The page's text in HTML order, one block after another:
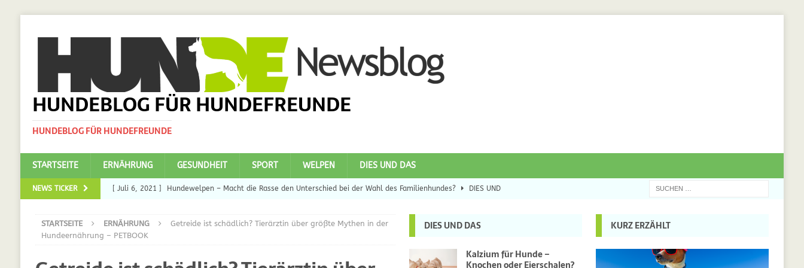
HUNDEBLOG FÜR HUNDEFREUNDE
HUNDEBLOG FÜR HUNDEFREUNDE
STARTSEITE ERNÄHRUNG GESUNDHEIT SPORT WELPEN DIES UND DAS
NEWS TICKER [ Juli 6, 2021 ] Hundewelpen – Macht die Rasse den Unterschied bei der Wahl des Familienhundes? DIES UND
[ Juli 5, 2021 ] DIES UND DAS
STARTSEITE ERNÄHRUNG
Getreide ist schädlich? Tierärztin über größte Mythen in der
Hundeernährung – PETBOOK
DIES UND DAS
Kalzium für Hunde –
Knochen oder Eierschalen?
KURZ ERZÄHLT